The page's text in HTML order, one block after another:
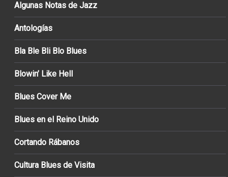
Algunas Notas de Jazz
Antologías
Bla Ble Bli Blo Blues
Blowin’ Like Hell
Blues Cover Me
Blues en el Reino Unido
Cortando Rábanos
Cultura Blues de Visita